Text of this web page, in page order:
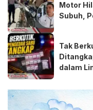
Motor
Subuh,
Tak
dalam